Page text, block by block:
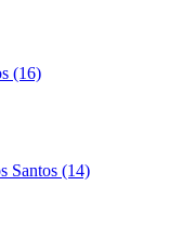
(16)
Santos (14)